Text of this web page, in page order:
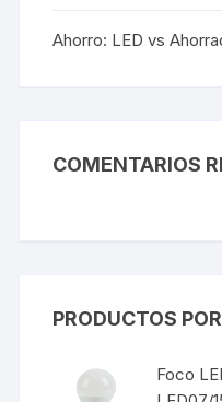
Ahorro: LED vs
COMENTARIOS
PRODUCTOS
Foco